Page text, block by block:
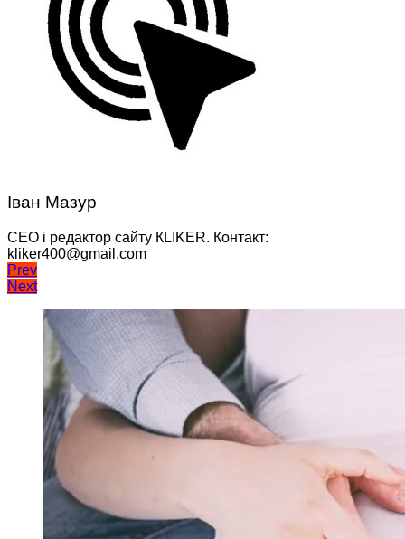
Іван Мазур
CEO і редактор сайту КLIKER. Контакт:
kliker400@gmail.com
Навігація
записів
Prev
Next